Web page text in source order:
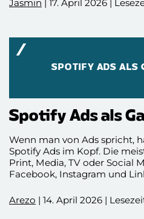
Jasmin | 17. April 2026 |
SPOTIFY ADS ALS
Spotify Ads als
Wenn man von Ads spricht,
Spotify Ads im Kopf. Die
Print, Media, TV oder Social
Facebook, Instagram und
Nutzerzahl aufzuweisen.
spannende Ad Formate, die
Arezo | 14. April 2026 |